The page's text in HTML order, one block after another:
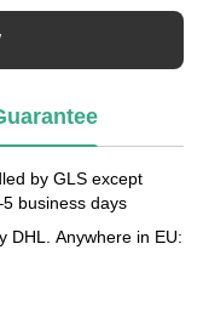
by GLS except
business days
DHL. Anywhere in EU: